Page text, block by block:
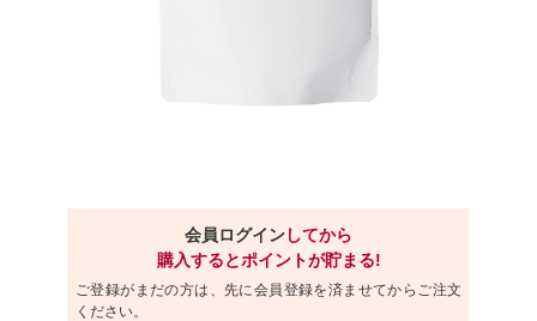
会員ログインしてから
購入するとポイントが貯まる!
ご登録がまだの方は、先に会員登録を済ませてからご注文
ください。